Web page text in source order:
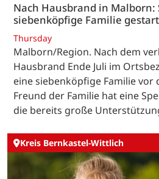
Nach Hausbrand in
siebenköpfige Familie
Thursday
Malborn/Region. Nach dem
Hausbrand Ende Juli im
eine siebenköpfige Familie vor
Freund der Familie hat eine
die bereits große
Kreis Bernkastel-Wittlich